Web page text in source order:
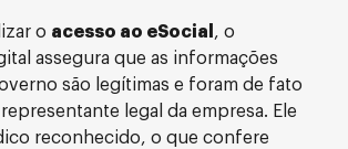
o acesso ao eSocial , o
assegura que as informações
são legítimas e foram de fato
legal da empresa. Ele
reconhecido, o que confere